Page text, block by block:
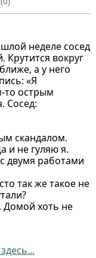
неделе сосед
Крутится вокруг
а у него
«Я
то острым
Сосед:
скандалом.
и не гуляю я.
двумя работами
так же такое не
Домой хоть не